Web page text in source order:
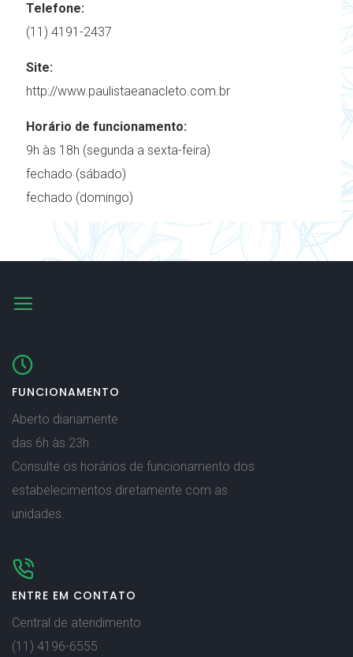
Telefone:
(11) 4191-2437
Site:
http://www.paulistaeanacleto.com.br
Horário de funcionamento:
9h às 18h (segunda a sexta-feira)
fechado (sábado)
fechado (domingo)
FUNCIONAMENTO
Aberto diariamente
das 6h às 23h
Consulte os horários de funcionamento dos
estabelecimentos diretamente com as
unidades.
ENTRE EM CONTATO
Central de atendimento
(11) 4196-6555